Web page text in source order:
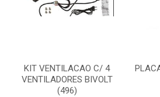
KIT VENTILACAO C/ 4
VENTILADORES BIVOLT
(496)